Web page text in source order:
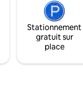
Stationnement
gratuit sur
place